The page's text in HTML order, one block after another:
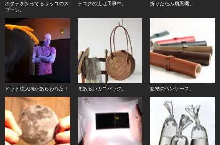
ホタテを持ってるラッコのス
プーン。
デスクの上は工事中。 折りたたみ扇風機。
ドット絵人間があらわれた！ まあるいカゴバッグ。 巻物のペンケース。